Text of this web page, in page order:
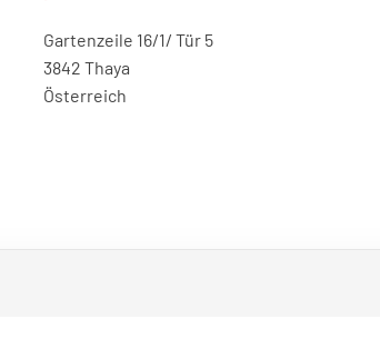
Gartenzeile 16/1/ Tür 5
3842 Thaya
Österreich